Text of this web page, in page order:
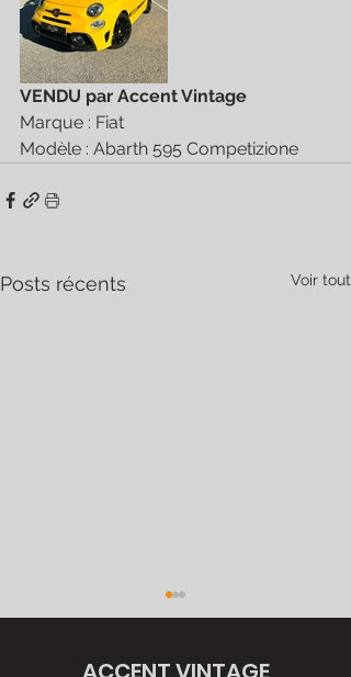
VENDU par Accent Vintage
Marque : Fiat
Modèle : Abarth 595 Competizione
Posts récents Voir tout